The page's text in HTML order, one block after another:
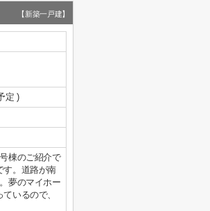
【新築一戸建】
定 )
棟のご紹介で
す。道路が南
夢のマイホー
いるので、